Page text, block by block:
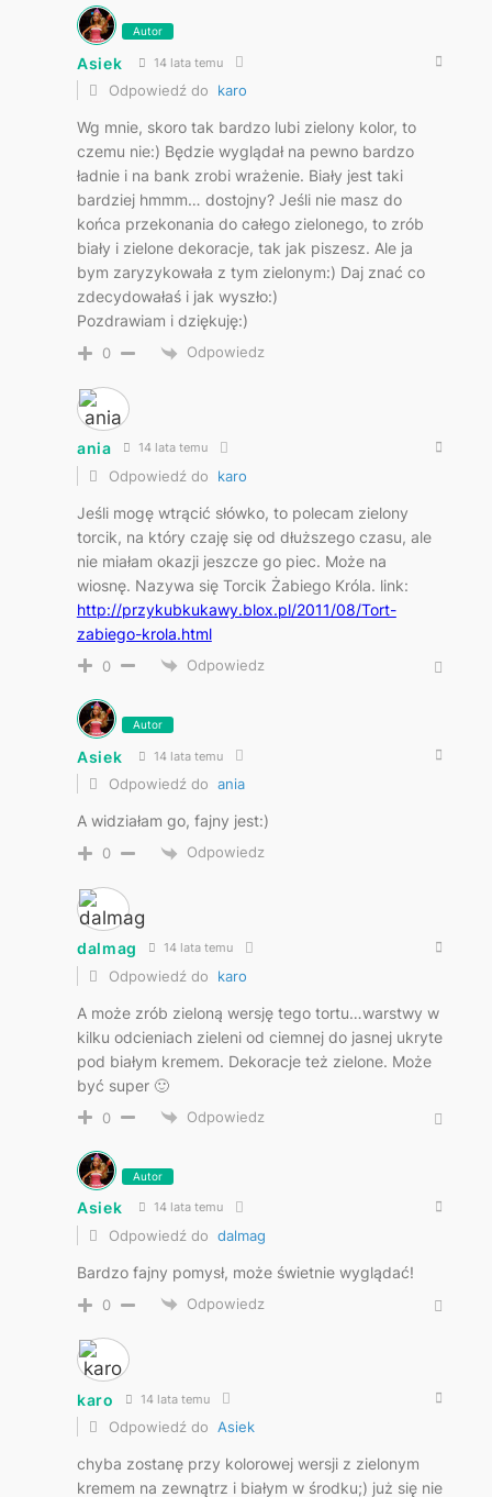
Autor
Asiek 14 lata temu
Odpowiedź do karo
Wg mnie, skoro tak bardzo lubi zielony kolor, to
czemu nie:) Będzie wyglądał na pewno bardzo
ładnie i na bank zrobi wrażenie. Biały jest taki
bardziej hmmm… dostojny? Jeśli nie masz do
końca przekonania do całego zielonego, to zrób
biały i zielone dekoracje, tak jak piszesz. Ale ja
bym zaryzykowała z tym zielonym:) Daj znać co
zdecydowałaś i jak wyszło:)
Pozdrawiam i dziękuję:)
0 Odpowiedz
ania 14 lata temu
Odpowiedź do karo
Jeśli mogę wtrącić słówko, to polecam zielony
torcik, na który czaję się od dłuższego czasu, ale
nie miałam okazji jeszcze go piec. Może na
wiosnę. Nazywa się Torcik Żabiego Króla. link:
http://przykubkukawy.blox.pl/2011/08/Tort-
zabiego-krola.html
0 Odpowiedz
Autor
Asiek 14 lata temu
Odpowiedź do ania
A widziałam go, fajny jest:)
0 Odpowiedz
dalmag 14 lata temu
Odpowiedź do karo
A może zrób zieloną wersję tego tortu…warstwy w
kilku odcieniach zieleni od ciemnej do jasnej ukryte
pod białym kremem. Dekoracje też zielone. Może
być super 🙂
0 Odpowiedz
Autor
Asiek 14 lata temu
Odpowiedź do dalmag
Bardzo fajny pomysł, może świetnie wyglądać!
0 Odpowiedz
karo 14 lata temu
Odpowiedź do Asiek
chyba zostanę przy kolorowej wersji z zielonym
kremem na zewnątrz i białym w środku;) już się nie